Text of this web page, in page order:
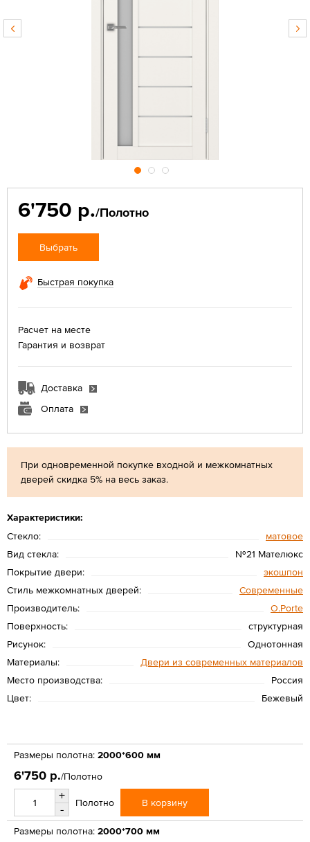
При одновременной покупке входной и межкомнатных
дверей скидка 5% на весь заказ.
Характеристики:
Стекло:
матовое
Вид стекла:
№21 Мателюкс
Покрытие двери:
экошпон
Стиль межкомнатных дверей:
Современные
Производитель:
O.Porte
Поверхность:
структурная
Рисунок:
Однотонная
Материалы:
Двери из современных материалов
Место производства:
Россия
Цвет:
Бежевый
6'750 р./Полотно
Выбрать
Быстрая покупка
Расчет на месте
Гарантия и возврат
Доставка
Оплата
Размеры полотна: 2000*600 мм
6'750 р./Полотно
+
-
Полотно В корзину
Размеры полотна: 2000*700 мм